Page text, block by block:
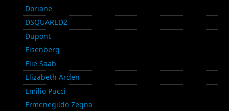
Doriane
DSQUARED2
Dupont
Eisenberg
Elie Saab
Elizabeth Arden
Emilio Pucci
Ermenegildo Zegna